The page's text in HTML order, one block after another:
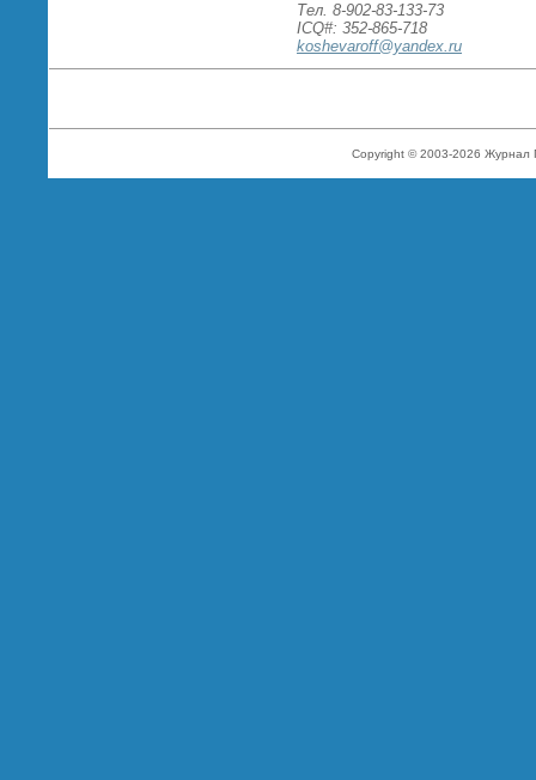
Тел. 8-902-83-133-73
ICQ#: 352-865-718
koshevaroff@yandex.ru
Copyright © 2003-2026 Журнал